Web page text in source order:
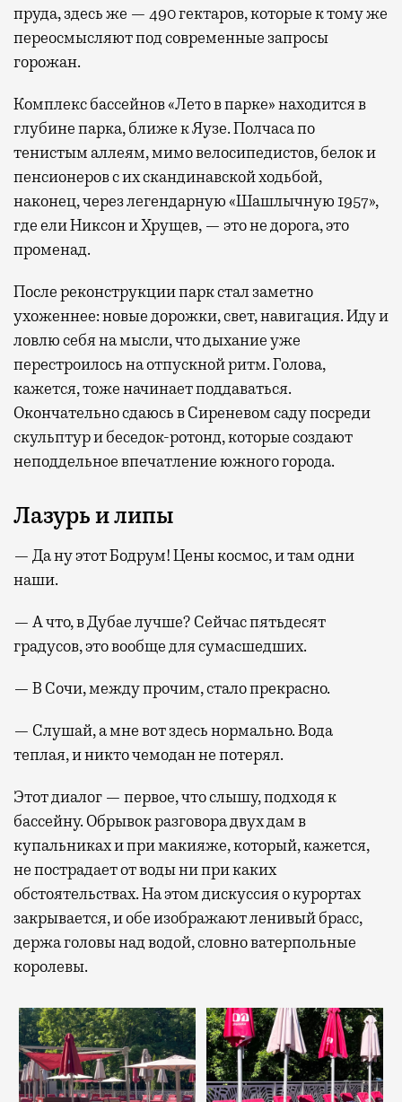
пруда, здесь же — 490 гектаров, которые к тому же
переосмысляют под современные запросы
горожан.
Комплекс бассейнов «Лето в парке» находится в
глубине парка, ближе к Яузе. Полчаса по
тенистым аллеям, мимо велосипедистов, белок и
пенсионеров с их скандинавской ходьбой,
наконец, через легендарную «Шашлычную 1957»,
где ели Никсон и Хрущев, — это не дорога, это
променад.
После реконструкции парк стал заметно
ухоженнее: новые дорожки, свет, навигация. Иду и
ловлю себя на мысли, что дыхание уже
перестроилось на отпускной ритм. Голова,
кажется, тоже начинает поддаваться.
Окончательно сдаюсь в Сиреневом саду посреди
скульптур и беседок-ротонд, которые создают
неподдельное впечатление южного города.
Лазурь и липы
— Да ну этот Бодрум! Цены космос, и там одни
наши.
— А что, в Дубае лучше? Сейчас пятьдесят
градусов, это вообще для сумасшедших.
— В Сочи, между прочим, стало прекрасно.
— Слушай, а мне вот здесь нормально. Вода
теплая, и никто чемодан не потерял.
Этот диалог — первое, что слышу, подходя к
бассейну. Обрывок разговора двух дам в
купальниках и при макияже, который, кажется,
не пострадает от воды ни при каких
обстоятельствах. На этом дискуссия о курортах
закрывается, и обе изображают ленивый брасс,
держа головы над водой, словно ватерпольные
королевы.